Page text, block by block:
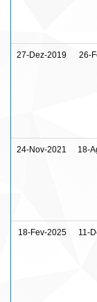
27-Dez-2019 26-
24-Nov-2021 18-
18-Fev-2025 11-